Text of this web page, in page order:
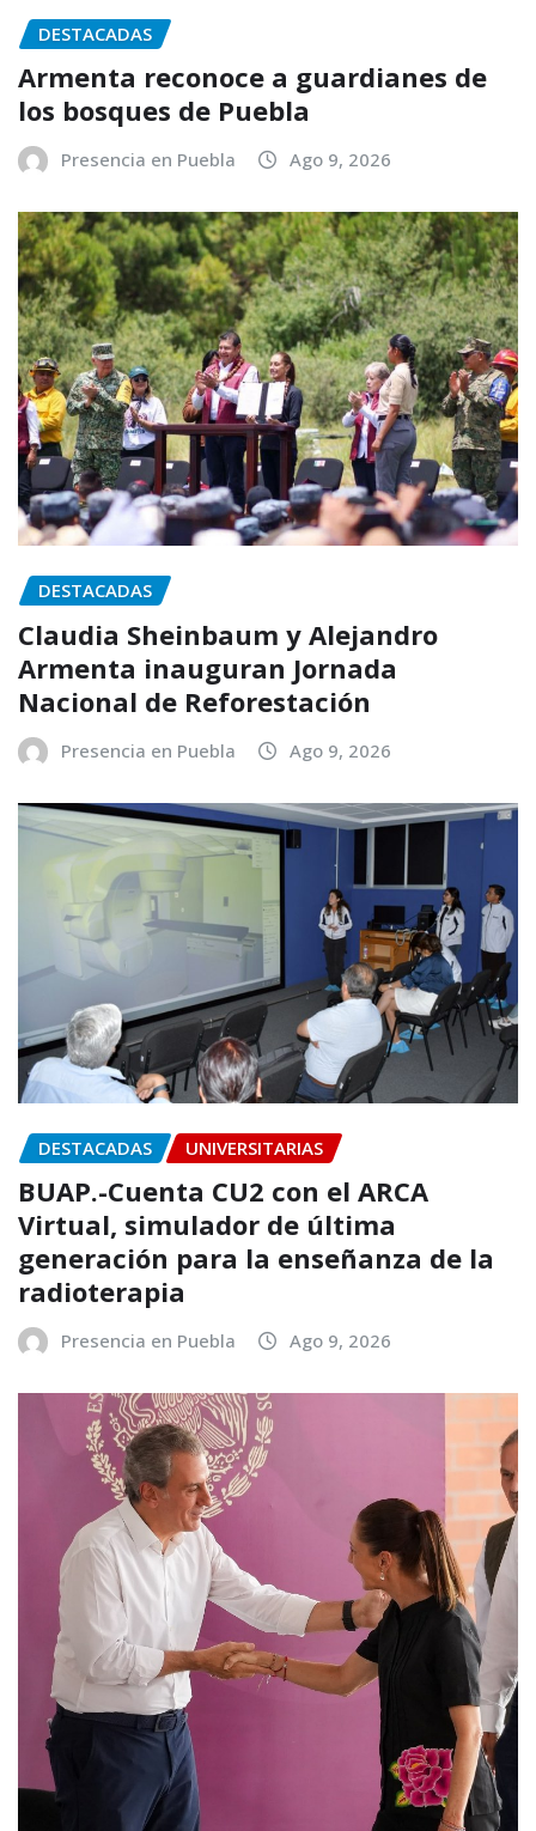
DESTACADAS
Armenta reconoce a guardianes de
los bosques de Puebla
Presencia en Puebla Ago 9, 2026
DESTACADAS
Claudia Sheinbaum y Alejandro
Armenta inauguran Jornada
Nacional de Reforestación
Presencia en Puebla Ago 9, 2026
DESTACADAS UNIVERSITARIAS
BUAP.-Cuenta CU2 con el ARCA
Virtual, simulador de última
generación para la enseñanza de la
radioterapia
Presencia en Puebla Ago 9, 2026